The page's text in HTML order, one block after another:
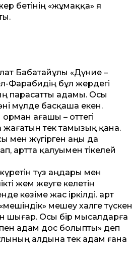
беті­­нің «жұмаққа» я
Бабатайұлы «Дүние –
Фарабидің бұл жердегі
парасатты адамы. Осы
мүлде басқаша екен.
ағашы – оттегі
жағатын тек тамызық қана.
мен жүгірген аңы да
артта қалуымен тікелей
түз аңдары мен
жем жеуге келетін
көзіме жас іркілді. Қарт
мешеу халге түскен
шығар. Осы бір мысалдарға
адам дос болыпты» деп
алдына тек адам ғана